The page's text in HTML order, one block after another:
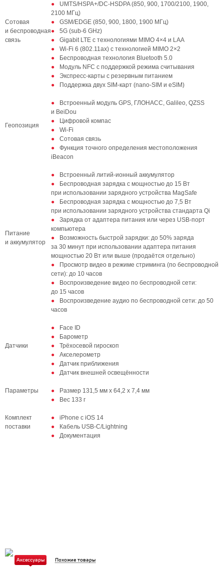
Сотовая
и беспроводная
связь
UMTS/HSPA+/DC‑HSDPA (850, 900, 1700/2100, 1900,
2100 МГц)
GSM/EDGE (850, 900, 1800, 1900 МГц)
5G (sub-6 GHz)
Gigabit LTE с технологиями MIMO 4×4 и LAA
Wi‑Fi 6 (802.11ax) с технологией MIMO 2×2
Беспроводная технология Bluetooth 5.0
Модуль NFC с поддержкой режима считывания
Экспресс‑карты с резервным питанием
Поддержка двух SIM‑карт (nano‑SIM и eSIM)
Геопозиция
Встроенный модуль GPS, ГЛОНАСС, Galileo, QZSS
и BeiDou
Цифровой компас
Wi‑Fi
Сотовая связь
Функция точного определения местоположения
iBeacon
Питание
и аккумулятор
Встроенный литий‑ионный аккумулятор
Беспроводная зарядка с мощностью до 15 Вт
при использовании зарядного устройства MagSafe
Беспроводная зарядка с мощностью до 7,5 Вт
при использовании зарядного устройства стандарта Qi
Зарядка от адаптера питания или через USB‑порт
компьютера
Возможность быстрой зарядки: до 50% заряда
за 30 минут при использовании адаптера питания
мощностью 20 Вт или выше (продаётся отдельно)
Просмотр видео в режиме стриминга (по беспроводной
сети): до 10 часов
Воспроизведение видео по беспроводной сети:
до 15 часов
Воспроизведение аудио по беспроводной сети: до 50
часов
Датчики
Face ID
Барометр
Трёхосевой гироскоп
Акселерометр
Датчик приближения
Датчик внешней освещённости
Параметры
Размер 131,5 мм х 64,2 х 7,4 мм
Вес 133 г
Комплект
поставки
iPhone с iOS 14
Кабель USB‑C/Lightning
Документация
Аксессуары Похожие товары